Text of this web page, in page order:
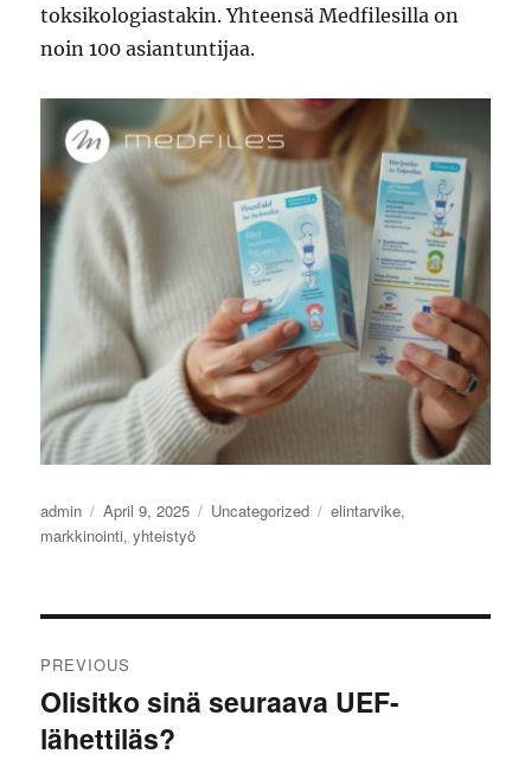
toksikologiastakin. Yhteensä Medfilesilla on
noin 100 asiantuntijaa.
Author
admin
Posted
on
April 9, 2025 Categories
Uncategorized Tags
elintarvike,
markkinointi,yhteistyö
navigation
PREVIOUS
Previous
post:
Olisitko sinä seuraava UEF-
lähettiläs?